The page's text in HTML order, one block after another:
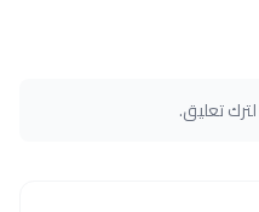
لترك تعليق.